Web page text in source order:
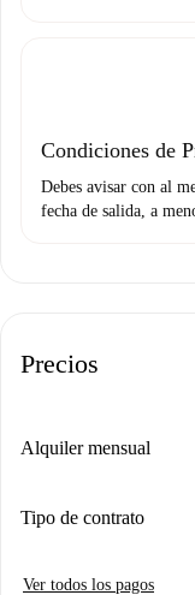
Condiciones de
Debes avisar con al
fecha de salida, a
Precios
Alquiler mensual
Tipo de contrato
Ver todos los pagos